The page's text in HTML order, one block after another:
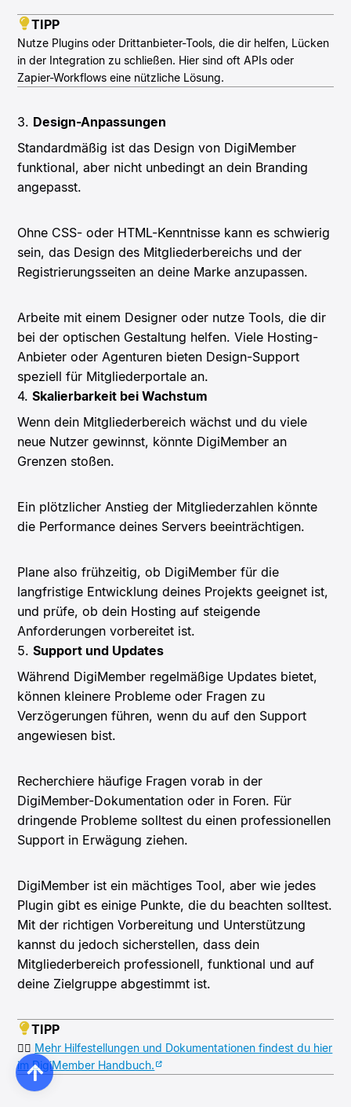
TIPP
Nutze Plugins oder Drittanbieter-Tools, die dir helfen, Lücken
in der Integration zu schließen. Hier sind oft APIs oder
Zapier-Workflows eine nützliche Lösung.
3. Design-Anpassungen
Standardmäßig ist das Design von DigiMember
funktional, aber nicht unbedingt an dein Branding
angepasst.
Ohne CSS- oder HTML-Kenntnisse kann es schwierig
sein, das Design des Mitgliederbereichs und der
Registrierungsseiten an deine Marke anzupassen.
Arbeite mit einem Designer oder nutze Tools, die dir
bei der optischen Gestaltung helfen. Viele Hosting-
Anbieter oder Agenturen bieten Design-Support
speziell für Mitgliederportale an.
4.Skalierbarkeit bei Wachstum
Wenn dein Mitgliederbereich wächst und du viele
neue Nutzer gewinnst, könnte DigiMember an
Grenzen stoßen.
Ein plötzlicher Anstieg der Mitgliederzahlen könnte
die Performance deines Servers beeinträchtigen.
Plane also frühzeitig, ob DigiMember für die
langfristige Entwicklung deines Projekts geeignet ist,
und prüfe, ob dein Hosting auf steigende
Anforderungen vorbereitet ist.
5.Support und Updates
Während DigiMember regelmäßige Updates bietet,
können kleinere Probleme oder Fragen zu
Verzögerungen führen, wenn du auf den Support
angewiesen bist.
Recherchiere häufige Fragen vorab in der
DigiMember-Dokumentation oder in Foren. Für
dringende Probleme solltest du einen professionellen
Support in Erwägung ziehen.
DigiMember ist ein mächtiges Tool, aber wie jedes
Plugin gibt es einige Punkte, die du beachten solltest.
Mit der richtigen Vorbereitung und Unterstützung
kannst du jedoch sicherstellen, dass dein
Mitgliederbereich professionell, funktional und auf
deine Zielgruppe abgestimmt ist.
TIPP
👉🏻 Mehr Hilfestellungen und Dokumentationen findest du hier
im DigiMember Handbuch.